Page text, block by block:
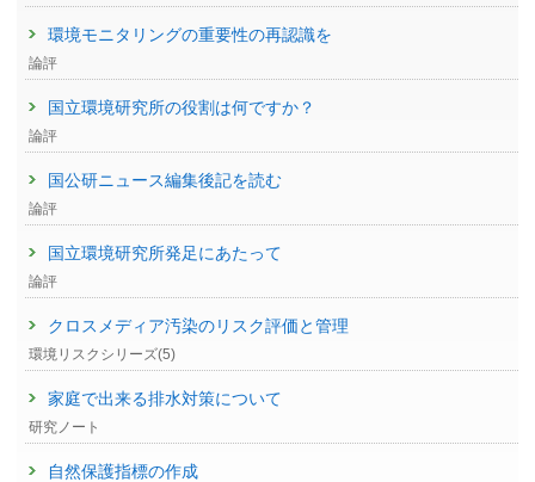
環境モニタリングの重要性の再認識を
論評
国立環境研究所の役割は何ですか？
論評
国公研ニュース編集後記を読む
論評
国立環境研究所発足にあたって
論評
クロスメディア汚染のリスク評価と管理
環境リスクシリーズ(5)
家庭で出来る排水対策について
研究ノート
自然保護指標の作成